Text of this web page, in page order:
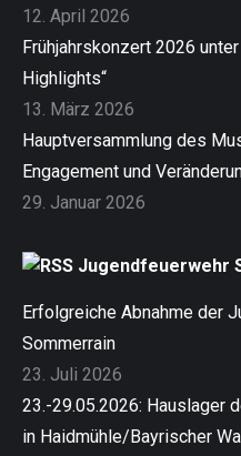
12. April 2026
Frühjahrskonzert 2026
Highlights“
13. März 2026
Hauptversammlung des
Engagement und
29. Januar 2026
Jugendfeuerwehr
Erfolgreiche Abnahme der
Sommerrain
23. Juli 2026
23.-29.05.2026: Hauslager
in Haidmühle/Bayrischer